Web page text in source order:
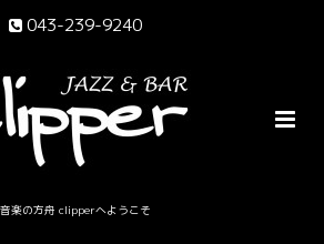
043-239-9240
音楽の方舟 clipperへようこそ